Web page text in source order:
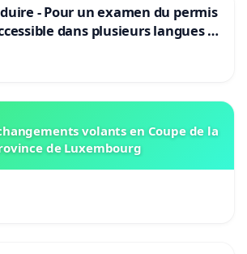
- Pour un examen du permis
dans plusieurs langues à
volants en Coupe de la
de Luxembourg